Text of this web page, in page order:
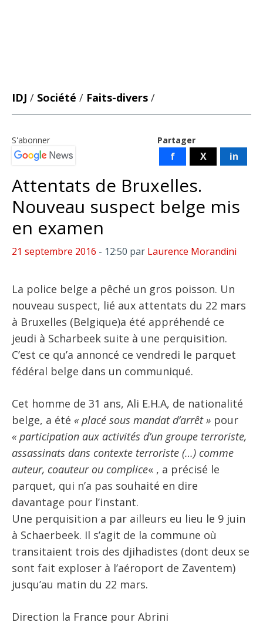
IDJ / Société / Faits-divers /
Partager
f X in
S'abonner
Attentats de Bruxelles.
Nouveau suspect belge mis
en examen
21 septembre 2016 - 12:50 par Laurence Morandini
La police belge a pêché un gros poisson. Un
nouveau suspect, lié aux attentats du 22 mars
à Bruxelles (Belgique)a été appréhendé ce
jeudi à Scharbeek suite à une perquisition.
C’est ce qu’a annoncé ce vendredi le parquet
fédéral belge dans un communiqué.
Cet homme de 31 ans, Ali E.H.A, de nationalité
belge, a été « placé sous mandat d’arrêt » pour
« participation aux activités d’un groupe terroriste,
assassinats dans contexte terroriste (…) comme
auteur, coauteur ou complice« , a précisé le
parquet, qui n’a pas souhaité en dire
davantage pour l’instant.
Une perquisition a par ailleurs eu lieu le 9 juin
à Schaerbeek. Il s’agit de la commune où
transitaient trois des djihadistes (dont deux se
sont fait exploser à l’aéroport de Zaventem)
jusqu’au matin du 22 mars.
Direction la France pour Abrini